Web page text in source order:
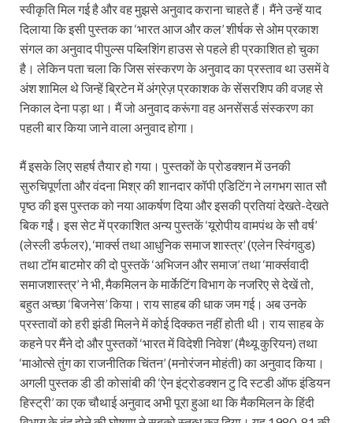
स्वीकृति मिल गई है और वह मुझसे अनुवाद कराना चाहते हैं। मैंने उन्हें याद
दिलाया कि इसी पुस्तक का ‘भारत आज और कल’ शीर्षक से ओम प्रकाश
संगल का अनुवाद पीपुल्स पब्लिशिंग हाउस से पहले ही प्रकाशित हो चुका
है। लेकिन पता चला कि जिस संस्करण के अनुवाद का प्रस्ताव था उसमें वे
अंश शामिल थे जिन्हें ब्रिटेन में अंग्रेज़ प्रकाशक के सेंसरशिप की वजह से
निकाल देना पड़ा था। मैं जो अनुवाद करूंगा वह अनसेंसर्ड संस्करण का
पहली बार किया जाने वाला अनुवाद होगा।
मैं इसके लिए सहर्ष तैयार हो गया। पुस्तकों के प्रोडक्शन में उनकी
सुरुचिपूर्णता और वंदना मिश्र की शानदार कॉपी एडिटिंग ने लगभग सात सौ
पृष्ठ की इस पुस्तक को नया आकर्षण दिया और इसकी प्रतियां देखते-देखते
बिक गईं। इस सेट में प्रकाशित अन्य पुस्तकें ‘यूरोपीय वामपंथ के सौ वर्ष’
(लेस्ली डर्फलर), ‘मार्क्स तथा आधुनिक समाज शास्त्र’ (एलेन स्विंगवुड)
तथा टॉम बाटमोर की दो पुस्तकें ‘अभिजन और समाज’ तथा ‘मार्क्सवादी
समाजशास्त्र’ ने भी, मैकमिलन के मार्केटिंग विभाग के नजरिए से देखें तो,
बहुत अच्छा ‘बिजनेस’ किया। राय साहब की धाक जम गई। अब उनके
प्रस्तावों को हरी झंडी मिलने में कोई दिक्कत नहीं होती थी। राय साहब के
कहने पर मैंने दो और पुस्तकों ‘भारत में विदेशी निवेश’ (मैथ्यू कुरियन) तथा
‘माओत्से तुंग का राजनीतिक चिंतन’ (मनोरंजन मोहंती) का अनुवाद किया।
अगली पुस्तक डी डी कोसांबी की ‘ऐन इंट्रोडक्शन टु दि स्टडी ऑफ इंडियन
हिस्ट्री’ का एक चौथाई अनुवाद अभी पूरा हुआ था कि मैकमिलन के हिंदी